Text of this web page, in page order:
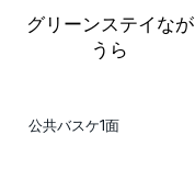
グリーンステイなが
うら
公共バスケ1面